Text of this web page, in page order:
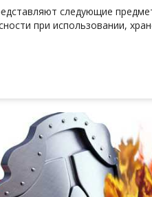
следующие
при использовании,